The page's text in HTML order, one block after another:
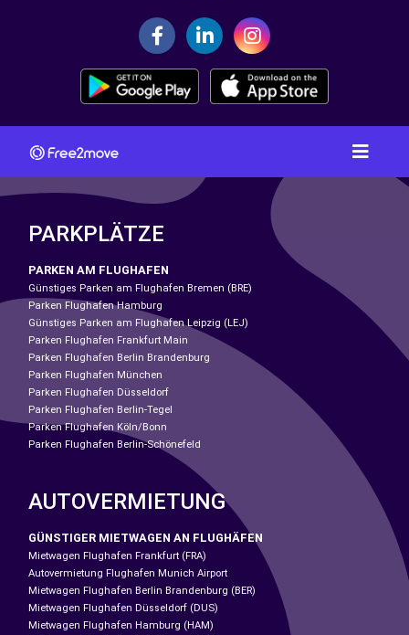
PARKPLÄTZE
PARKEN AM FLUGHAFEN
Günstiges Parken am Flughafen Bremen (BRE)
Parken Flughafen Hamburg
Günstiges Parken am Flughafen Leipzig (LEJ)
Parken Flughafen Frankfurt Main
Parken Flughafen Berlin Brandenburg
Parken Flughafen München
Parken Flughafen Düsseldorf
Parken Flughafen Berlin-Tegel
Parken Flughafen Köln/Bonn
Parken Flughafen Berlin-Schönefeld
AUTOVERMIETUNG
GÜNSTIGER MIETWAGEN AN FLUGHÄFEN
Mietwagen Flughafen Frankfurt (FRA)
Autovermietung Flughafen Munich Airport
Mietwagen Flughafen Berlin Brandenburg (BER)
Mietwagen Flughafen Düsseldorf (DUS)
Mietwagen Flughafen Hamburg (HAM)